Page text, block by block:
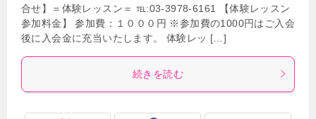
合せ】＝体験レッスン＝ ℡:03-3978-6161 【体験レッスン
参加料金】 参加費：１０００円 ※参加費の1000円はご入会
後に入会金に充当いたします。 体験レッ […]
続きを読む